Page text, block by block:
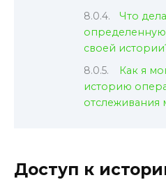
Что
своей
Как я
историю
отслеживания
Доступ к